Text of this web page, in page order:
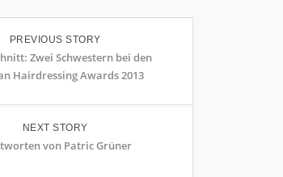
PREVIOUS STORY
Zwei Schwestern bei den
Hairdressing Awards 2013
NEXT STORY
von Patric Grüner